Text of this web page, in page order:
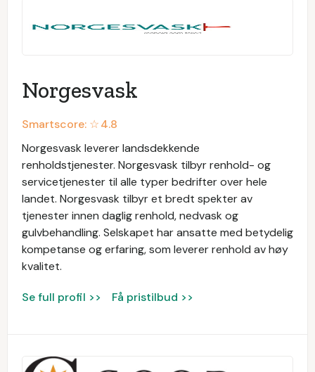
Norgesvask
Smartscore: ☆4.8
Norgesvask leverer landsdekkende
renholdstjenester. Norgesvask tilbyr renhold- og
servicetjenester til alle typer bedrifter over hele
landet. Norgesvask tilbyr et bredt spekter av
tjenester innen daglig renhold, nedvask og
gulvbehandling. Selskapet har ansatte med betydelig
kompetanse og erfaring, som leverer renhold av høy
kvalitet.
Se full profil >> Få pristilbud >>